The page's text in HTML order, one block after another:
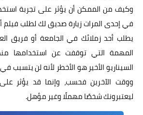
وكيف من الممكن أن يؤثر على تجربة
في إحدى المرات زيارة صديق لك لطلب فيلم أو
يطلب أحد زملائك في الجامعة أو فريق
المهمة التي توقفت عن استخدامها
السيناريو الأخير هو الأخطر لأنه لن يتسبب
ووقت الآخرين فحسب، وإنما قد يؤثر
ليعتبرونك شخصًا مهملًا وغير مؤهل.